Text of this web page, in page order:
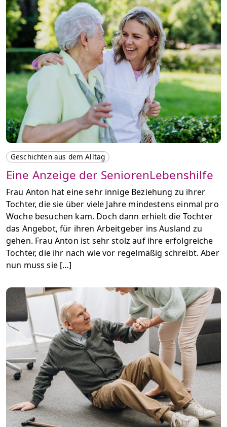
Geschichten aus dem Alltag
Eine Anzeige der SeniorenLebenshilfe
Frau Anton hat eine sehr innige Beziehung zu ihrer
Tochter, die sie über viele Jahre mindestens einmal pro
Woche besuchen kam. Doch dann erhielt die Tochter
das Angebot, für ihren Arbeitgeber ins Ausland zu
gehen. Frau Anton ist sehr stolz auf ihre erfolgreiche
Tochter, die ihr nach wie vor regelmäßig schreibt. Aber
nun muss sie […]